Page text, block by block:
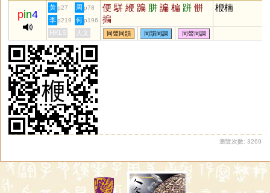
pin4
黃 p27 周 p78 便 駢 緶 蹁 胼 諞 楄 跰 骿
揙
楩楠
李 p219 何 p196
HKLS 人文 同聲同韻 同韻同調 同聲同調
瀏覽次數: 3269